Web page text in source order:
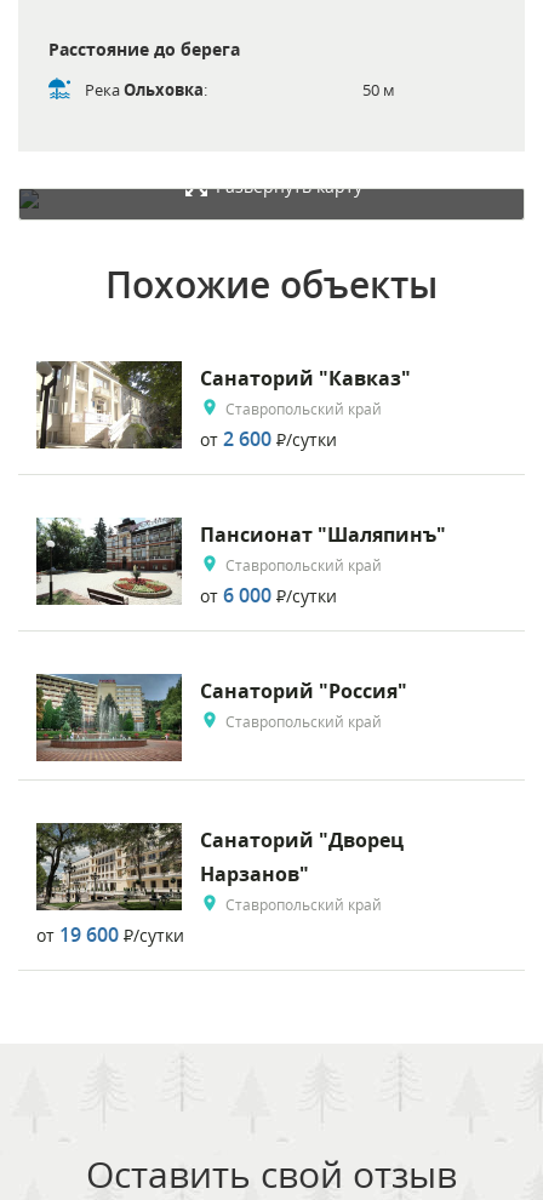
Расстояние до берега
РекаОльховка: 50 м
Развернуть карту
Похожие объекты
Санаторий "Кавказ"
Ставропольский край
от 2 600 Р/сутки
Пансионат "Шаляпинъ"
Ставропольский край
от 6 000 Р/сутки
Санаторий "Россия"
Ставропольский край
Санаторий "Дворец
Нарзанов"
Ставропольский край
от 19 600 Р/сутки
Оставить свой отзыв